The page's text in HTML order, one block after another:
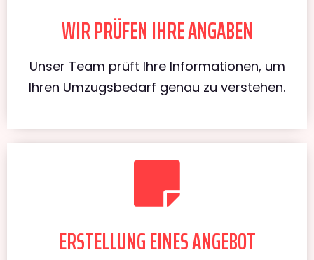
WIR PRÜFEN IHRE ANGABEN
Unser Team prüft Ihre Informationen, um
Ihren Umzugsbedarf genau zu verstehen.
ERSTELLUNG EINES ANGEBOT